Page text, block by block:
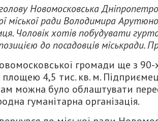
Новомосковська
міської ради Володимира
Чоловік хотів побудувати
до посадовців міськради.
громади ще з 90-
4,5 тис. кв. м.
можна було облаштувати
гуманітарна організація.